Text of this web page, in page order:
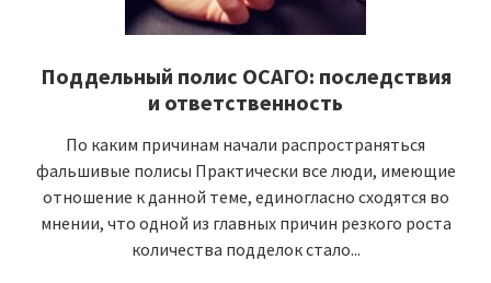
Поддельный полис ОСАГО: последствия
и ответственность
По каким причинам начали распространяться
фальшивые полисы Практически все люди, имеющие
отношение к данной теме, единогласно сходятся во
мнении, что одной из главных причин резкого роста
количества подделок стало...